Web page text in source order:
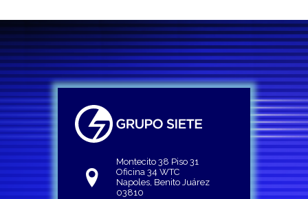
Montecito 38 Piso 31
Oficina 34 WTC
Napoles, Benito Juárez
03810